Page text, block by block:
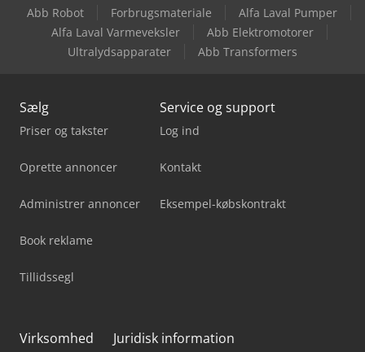
Sany Sy50U
Sany Sy75C
Abb Robot Forbrugsmateriale
Alfa Laval Pumper
Alfa Laval Varmeveksler
Abb Elektromotorer
Ultralydsapparater
Abb Transformers
Sælg
Priser og takster
Oprette annoncer
Administrer annoncer
Book reklame
Tillidssegl
Service og support
Log ind
Kontakt
Eksempel-købskontrakt
Virksomhed Juridisk information